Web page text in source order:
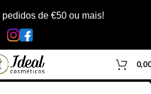
de €50 ou mais!